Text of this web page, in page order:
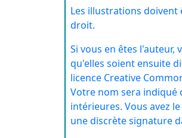
Les illustrations doivent
droit.
Si vous en êtes l'auteur,
qu'elles soient ensuite
licence Creative
Votre nom sera indiqué
intérieures. Vous avez
une discrète signature